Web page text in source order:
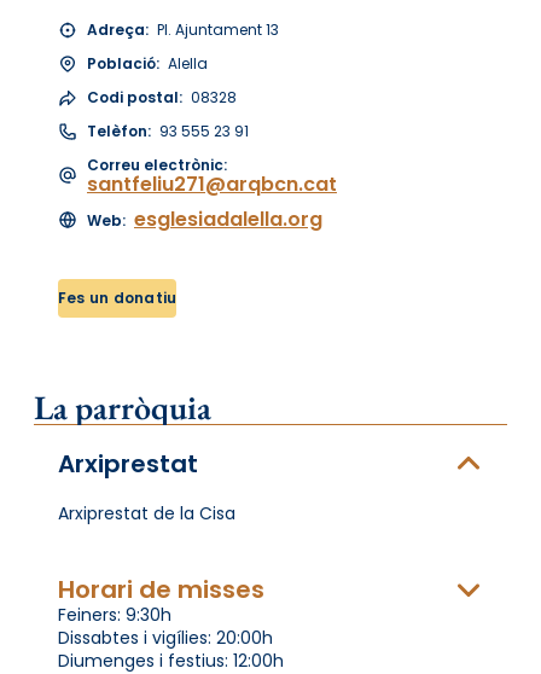
Adreça: Pl. Ajuntament 13
Població: Alella
Codi postal: 08328
Telèfon: 93 555 23 91
Correu electrònic:
santfeliu271@arqbcn.cat
Web: esglesiadalella.org
Fes un donatiu
La parròquia
Arxiprestat
Arxiprestat de la Cisa
Horari de misses
Feiners: 9:30h
Dissabtes i vigílies: 20:00h
Diumenges i festius: 12:00h